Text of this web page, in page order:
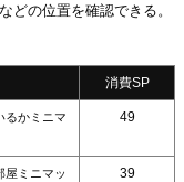
どの位置を確認できる。
消費SP
るかミニマ
49
ミニマッ
39